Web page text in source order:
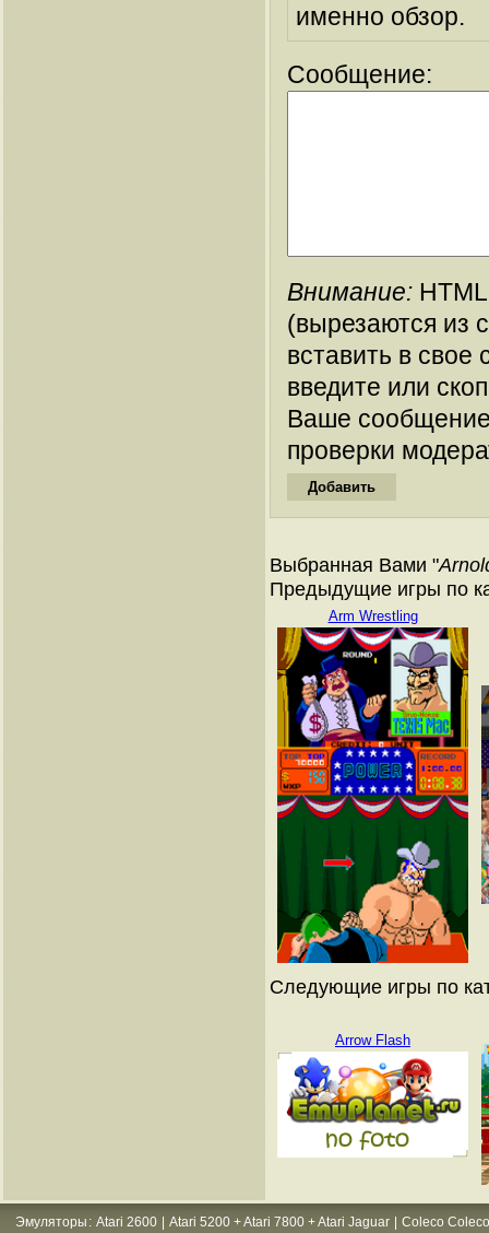
именно обзор.
Сообщение:
Внимание:
(вырезаются из
вставить в
введите или
Ваше
проверки
Выбранная Вами "
Предыдущие игры по
Arm Wrestling
Следующие игры по
Arrow Flash
Эмуляторы : Atari 2600 Atari 5200 + Atari 7800 + Atari Jaguar Coleco